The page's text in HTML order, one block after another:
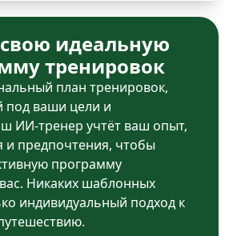
идеальную
тренировок
план тренировок,
под ваши цели и
ИИ-тренер учтёт ваш опыт,
и предпочтения, чтобы
программу
Никаких шаблонных
индивидуальный подход к